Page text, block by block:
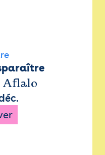
Aflalo